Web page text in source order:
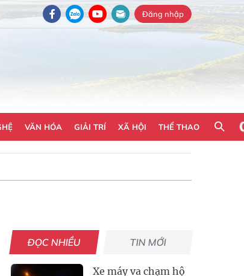
Đăng nhập
VĂN HÓA GIẢI TRÍ XÃ HỘI THỂ THAO
ĐỌC NHIỀU TIN MỚI
Xe máy va chạm hộ